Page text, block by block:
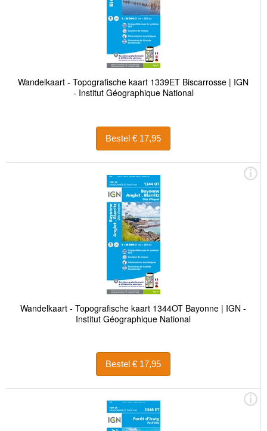
Wandelkaart - Topografische kaart 1339ET Biscarrosse | IGN
- Institut Géographique National
Bestel € 17,95
Wandelkaart - Topografische kaart 1344OT Bayonne | IGN -
Institut Géographique National
Bestel € 17,95